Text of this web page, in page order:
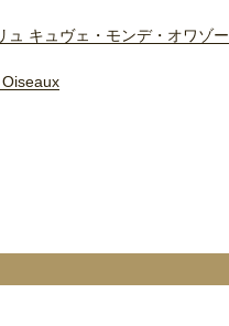
ュ キュヴェ・モンデ・オワゾー